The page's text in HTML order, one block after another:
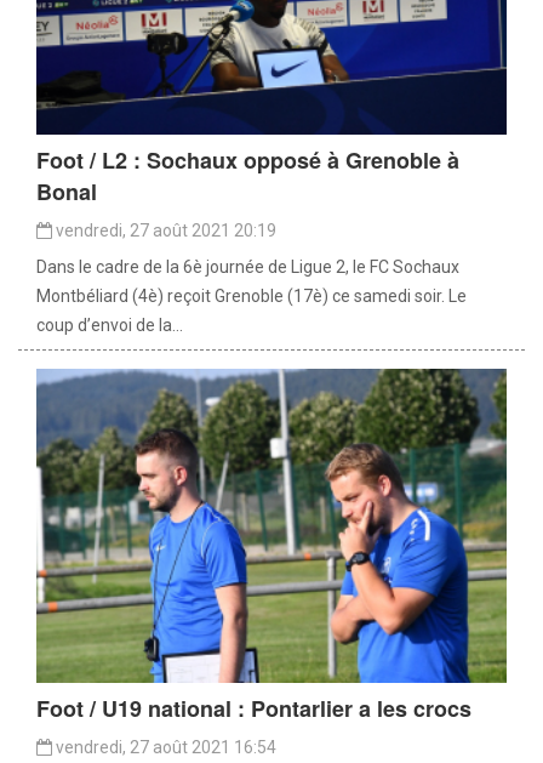
Foot / L2 : Sochaux opposé à Grenoble à
Bonal
vendredi, 27 août 2021 20:19
Dans le cadre de la 6è journée de Ligue 2, le FC Sochaux
Montbéliard (4è) reçoit Grenoble (17è) ce samedi soir. Le
coup d’envoi de la...
Foot / U19 national : Pontarlier a les crocs
vendredi, 27 août 2021 16:54